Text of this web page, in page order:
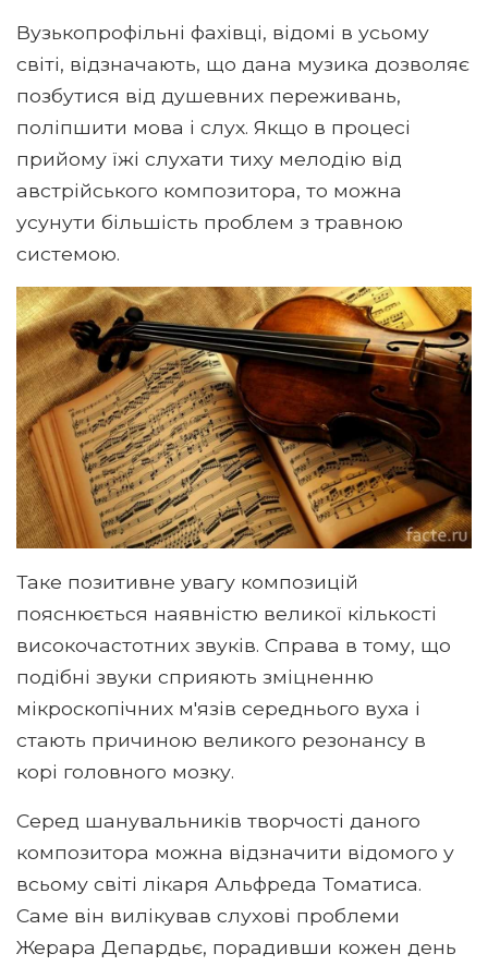
Вузькопрофільні фахівці, відомі в усьому
світі, відзначають, що дана музика дозволяє
позбутися від душевних переживань,
поліпшити мова і слух. Якщо в процесі
прийому їжі слухати тиху мелодію від
австрійського композитора, то можна
усунути більшість проблем з травною
системою.
Таке позитивне увагу композицій
пояснюється наявністю великої кількості
високочастотних звуків. Справа в тому, що
подібні звуки сприяють зміцненню
мікроскопічних м'язів середнього вуха і
стають причиною великого резонансу в
корі головного мозку.
Серед шанувальників творчості даного
композитора можна відзначити відомого у
всьому світі лікаря Альфреда Томатиса.
Саме він вилікував слухові проблеми
Жерара Депардьє, порадивши кожен день